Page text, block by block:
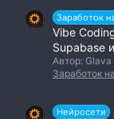
Заработок
Vibe
Supabase
Автор: Glava
Заработок
Нейросети